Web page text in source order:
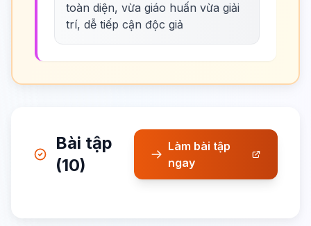
toàn diện, vừa giáo huấn vừa giải
trí, dễ tiếp cận độc giả
Bài tập
(10)
Làm bài tập
ngay